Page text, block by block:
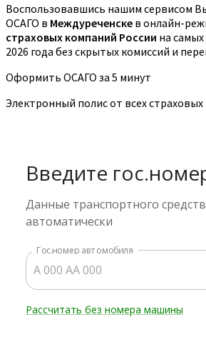
Воспользовавшись нашим сервисом
ОСАГО в Междуреченске в онлайн-
страховых компаний России на
2026 года без скрытых комиссий и
Оформить ОСАГО за 5 минут
Электронный полис от всех